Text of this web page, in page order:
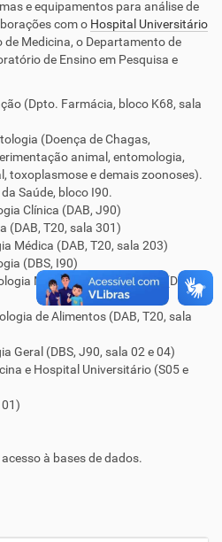
e equipamentos para análise de
com o Hospital Universitário
Medicina, o Departamento de
de Ensino em Pesquisa e
(Dpto. Farmácia, bloco K68, sala
(Doença de Chagas,
animal, entomologia,
toxoplasmose e demais zoonoses).
Saúde, bloco I90.
Clínica (DAB, J90)
(DAB, T20, sala 301)
Médica (DAB, T20, sala 203)
(DBS, I90)
Médica e Micobactérias (DAB,
de Alimentos (DAB, T20, sala
Geral (DBS, J90, sala 02 e 04)
e Hospital Universitário (S05 e
01)
à bases de dados.